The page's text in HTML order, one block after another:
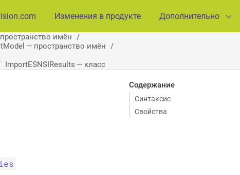
Изменения в продукте Дополнительно
имён
— пространство имён
ImportESNSIResults — класс
Содержание
Синтаксис
Свойства